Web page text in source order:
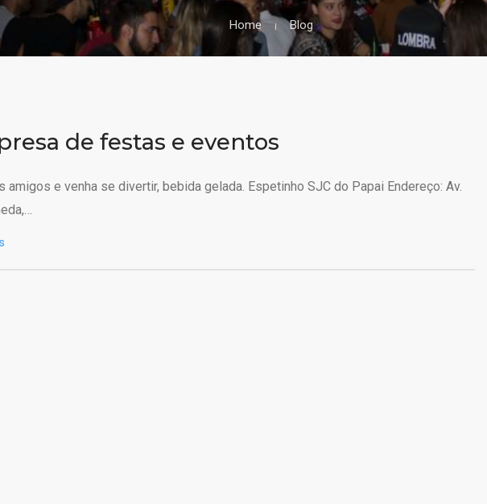
Home Blog
de festas e eventos
amigos e venha se divertir, bebida gelada. Espetinho SJC do Papai Endereço: Av.